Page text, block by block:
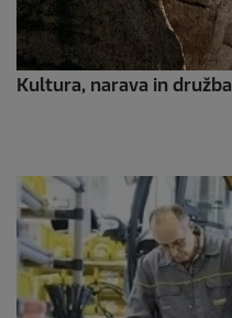
Kultura, narava in družba